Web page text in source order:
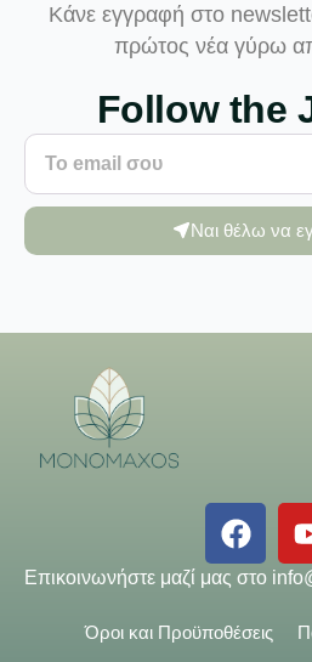
Κάνε εγγραφή στο
πρώτος νέα γύρω
Follow the
Ναι θέλω να
Επικοινωνήστε μαζί μας στο
Όροι και Προϋποθέσεις